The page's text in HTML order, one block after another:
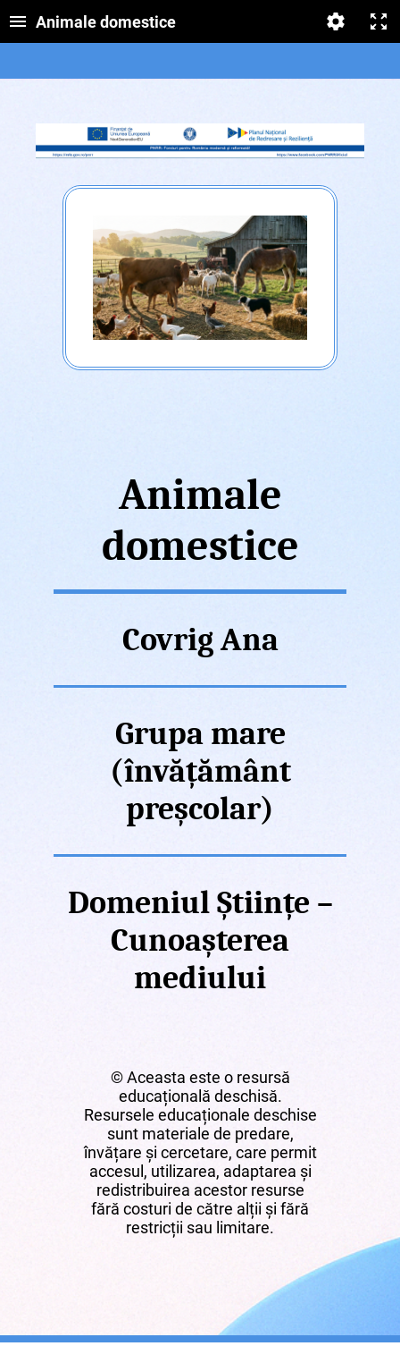
Animale domestice
Animale
domestice
Covrig Ana
Grupa mare
(învățământ
preșcolar)
Domeniul Științe –
Cunoașterea
mediului
© Aceasta este o resursă
educațională deschisă.
Resursele educaționale deschise
sunt materiale de predare,
învățare și cercetare, care permit
accesul, utilizarea, adaptarea și
redistribuirea acestor resurse
fără costuri de către alții și fără
restricții sau limitare.